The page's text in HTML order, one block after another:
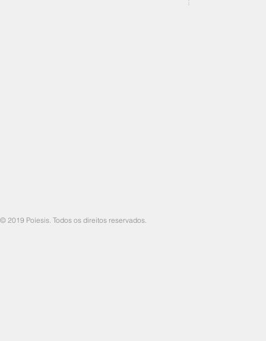
© 2019 Poíesis. Todos os direitos reservados.